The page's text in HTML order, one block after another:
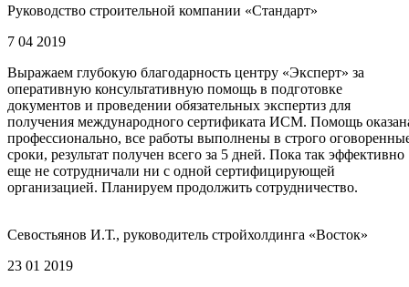
Руководство строительной компании «Стандарт»
7 04 2019
Выражаем глубокую благодарность центру «Эксперт» за
оперативную консультативную помощь в подготовке
документов и проведении обязательных экспертиз для
получения международного сертификата ИСМ. Помощь
профессионально, все работы выполнены в строго
сроки, результат получен всего за 5 дней. Пока так эффективно
еще не сотрудничали ни с одной сертифицирующей
организацией. Планируем продолжить сотрудничество.
Севостьянов И.Т., руководитель стройхолдинга «Восток»
23 01 2019